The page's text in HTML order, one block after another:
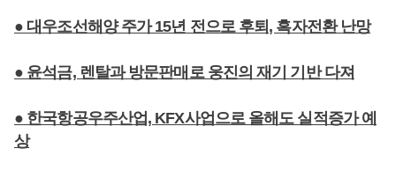
● 대우조선해양 주가 15년 전으로 후퇴, 흑자전환 난망
● 윤석금, 렌탈과 방문판매로 웅진의 재기 기반 다져
● 한국항공우주산업, KFX사업으로 올해도 실적증가 예
상